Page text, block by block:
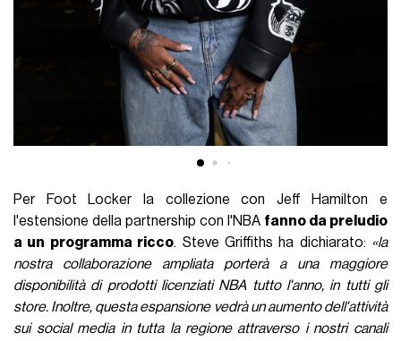
Per Foot Locker la collezione con Jeff Hamilton e
l'estensione della partnership con l'NBA fanno da preludio
a un programma ricco. Steve Griffiths ha dichiarato: «la
nostra collaborazione ampliata porterà a una maggiore
disponibilità di prodotti licenziati NBA tutto l'anno, in tutti gli
store. Inoltre, questa espansione vedrà un aumento dell'attività
sui social media in tutta la regione attraverso i nostri canali